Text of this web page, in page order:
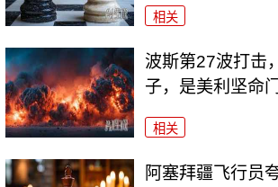
相关
波斯第27波打击
子，是美利坚命门
相关
阿塞拜疆飞行员